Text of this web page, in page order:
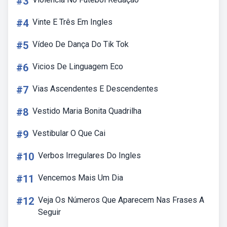
#4 Vinte E Três Em Ingles
#5 Vídeo De Dança Do Tik Tok
#6 Vicios De Linguagem Eco
#7 Vias Ascendentes E Descendentes
#8 Vestido Maria Bonita Quadrilha
#9 Vestibular O Que Cai
#10 Verbos Irregulares Do Ingles
#11 Vencemos Mais Um Dia
#12 Veja Os Números Que Aparecem Nas Frases A
Seguir